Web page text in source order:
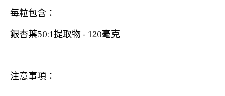
每粒包含：
銀杏葉50:1提取物 - 120毫克
注意事項：